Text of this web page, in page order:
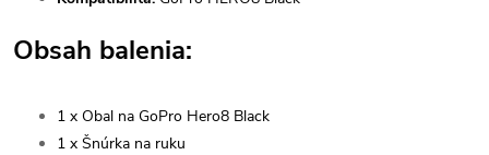
Obsah balenia:
1 x Obal na GoPro Hero8 Black
1 x Šnúrka na ruku